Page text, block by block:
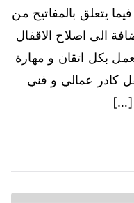
يتعلق بالمفاتيح من
الى اصلاح الاقفال
بكل اتقان و مهارة
كادر عمالي و فني
[…]